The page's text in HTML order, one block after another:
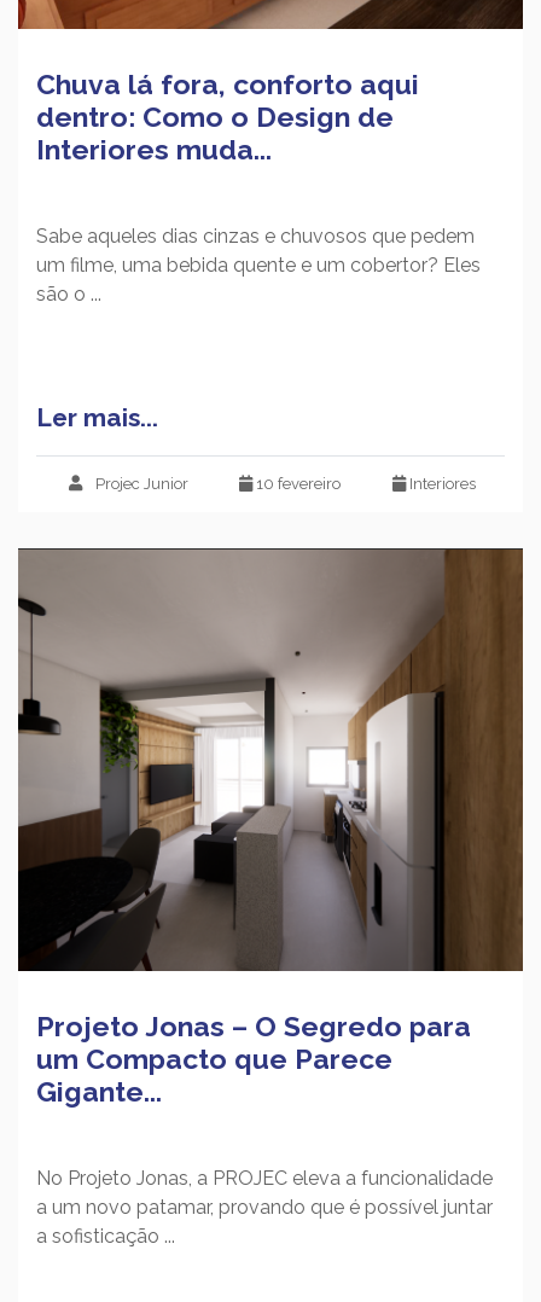
Chuva lá fora, conforto aqui
dentro: Como o Design de
Interiores muda...
Sabe aqueles dias cinzas e chuvosos que pedem
um filme, uma bebida quente e um cobertor? Eles
são o ...
Ler mais...
Projec Junior 10 fevereiro Interiores
Projeto Jonas – O Segredo para
um Compacto que Parece
Gigante...
No Projeto Jonas, a PROJEC eleva a funcionalidade
a um novo patamar, provando que é possível juntar
a sofisticação ...